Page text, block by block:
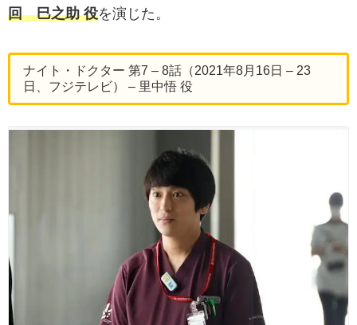
回 巳之助 役を演じた。
ナイト・ドクター 第7 – 8話（2021年8月16日 – 23
日、フジテレビ） – 里中悟 役